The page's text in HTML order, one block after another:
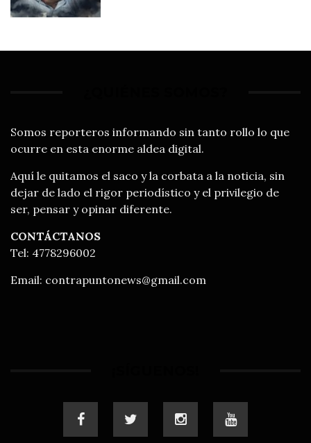
Somos reporteros informando sin tanto rollo lo que
ocurre en esta enorme aldea digital.
Aquí le quitamos el saco y la corbata a la noticia, sin
dejar de lado el rigor periodístico y el privilegio de
ser, pensar y opinar diferente.
CONTÁCTANOS
Tel: 4778296002
Email: contrapuntonews@gmail.com